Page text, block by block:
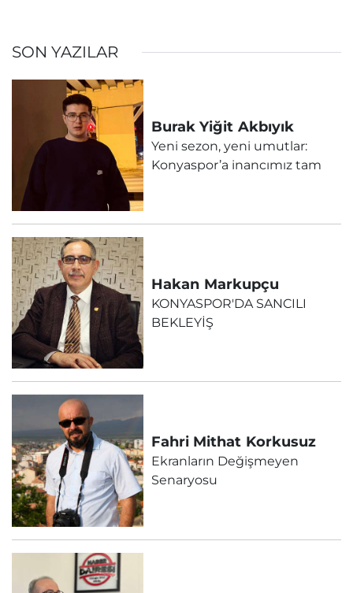
SON YAZILAR
Burak Yiğit Akbıyık
Yeni sezon, yeni umutlar:
Konyaspor’a inancımız tam
Hakan Markupçu
KONYASPOR'DA SANCILI
BEKLEYİŞ
Fahri Mithat Korkusuz
Ekranların Değişmeyen
Senaryosu